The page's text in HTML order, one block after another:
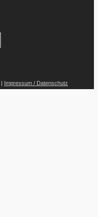
| Impressum / Datenschutz